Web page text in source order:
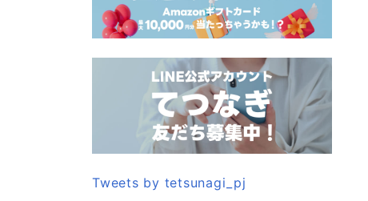
Tweets by tetsunagi_pj